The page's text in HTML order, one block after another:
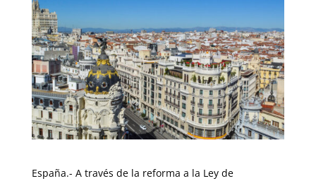
España.- A través de la reforma a la Ley de